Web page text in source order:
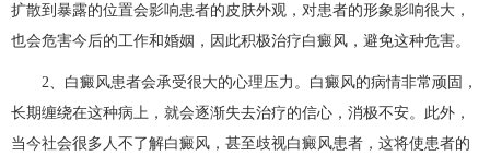
扩散到暴露的位置会影响患者的皮肤外观，对患者的形象影响很大，
也会危害今后的工作和婚姻，因此积极治疗白癜风，避免这种危害。
2、白癜风患者会承受很大的心理压力。白癜风的病情非常顽固，
长期缠绕在这种病上，就会逐渐失去治疗的信心，消极不安。此外，
当今社会很多人不了解白癜风，甚至歧视白癜风患者，这将使患者的